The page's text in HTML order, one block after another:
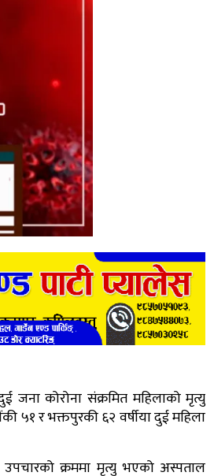
जना कोरोना संक्रमित महिलाको मृत्यु
५१ र भक्तपुरकी ६२ वर्षीया दुई महिला
क्रममा मृत्यु भएको अस्पताल